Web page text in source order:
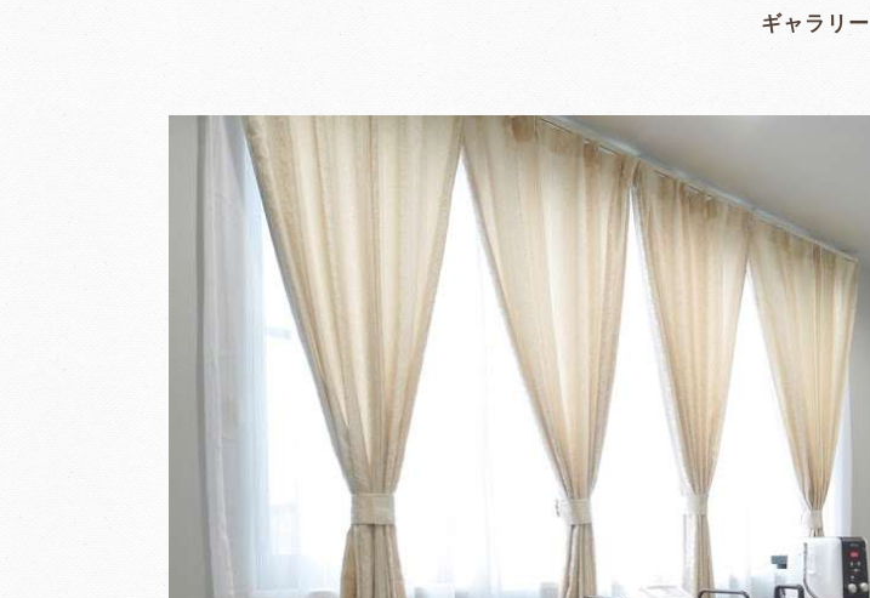
ギャラリー